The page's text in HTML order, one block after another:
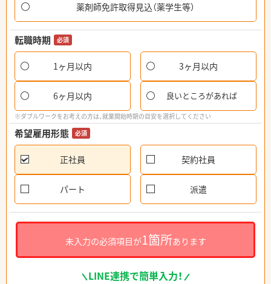
薬剤師免許取得見込（薬学生等）
転職時期 必須
1ヶ月以内 3ヶ月以内
6ヶ月以内 良いところがあれば
※ダブルワークをお考えの方は、就業開始時期の目安を選択してください
希望雇用形態 必須
正社員 契約社員
パート 派遣
未入力の必須項目が1箇所あります
LINE連携で簡単入力！